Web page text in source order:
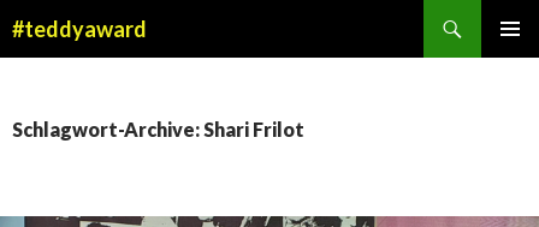
#teddyaward
Schlagwort-Archive: Shari Frilot